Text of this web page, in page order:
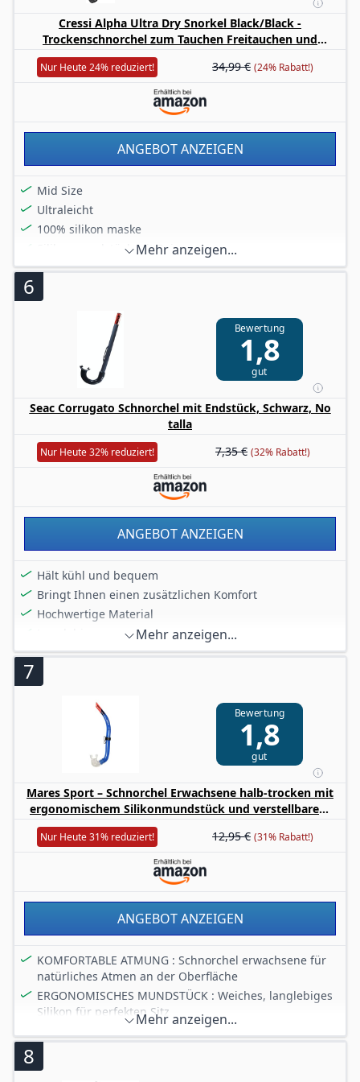
Cressi Alpha Ultra Dry Snorkel Black/Black -
Trockenschnorchel zum Tauchen Freitauchen und
Schnorcheln, Schwarz/Schwarz, Einheitsgröße Unisex
Nur Heute 24% reduziert! 34,99 € (24% Rabatt!)
ANGEBOT ANZEIGEN
Mid Size
Ultraleicht
100% silikon maske
Silikonmundstück mit Beiswarzen
Materialien: Flüssigsilikon, Technopolymere,
Mehr anzeigen...
6
Bewertung
1,8
gut
Seac Corrugato Schnorchel mit Endstück, Schwarz, No
talla
Nur Heute 32% reduziert! 7,35 € (32% Rabatt!)
ANGEBOT ANZEIGEN
Hält kühl und bequem
Bringt Ihnen einen zusätzlichen Komfort
Hochwertige Material
Mehr anzeigen...
7
Bewertung
1,8
gut
Mares Sport – Schnorchel Erwachsene halb-trocken mit
ergonomischem Silikonmundstück und verstellbarem
Nur Heute 31% reduziert! 12,95 € (31% Rabatt!)
ANGEBOT ANZEIGEN
KOMFORTABLE ATMUNG : Schnorchel erwachsene für
natürliches Atmen an der Oberfläche
ERGONOMISCHES MUNDSTÜCK : Weiches, langlebiges
Silikon für perfekten Sitz
VERSTELLBARER HALTER : Praktisches System zur
sicheren Befestigung am Maskenband
FÜR APNOE UND SCHNORCHELN : Robuste, einfache
Mehr anzeigen...
8